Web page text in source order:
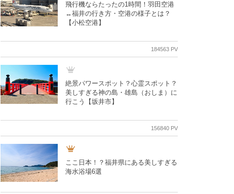
飛行機ならたったの1時間！羽田空港
↔︎福井の行き方・空港の様子とは？
【小松空港】
184563 PV
絶景パワースポット？心霊スポット？
美しすぎる神の島・雄島（おしま）に
行こう【坂井市】
156840 PV
ここ日本！？福井県にある美しすぎる
海水浴場6選